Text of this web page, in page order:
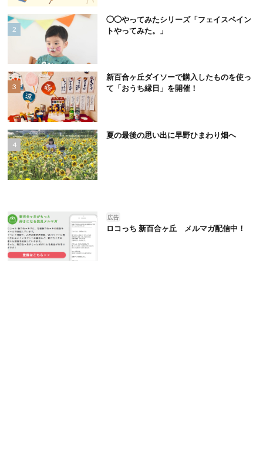
◯◯やってみたシリーズ「フェイスペイン
トやってみた。」
新百合ヶ丘ダイソーで購入したものを使っ
て「おうち縁日」を開催！
夏の最後の思い出に早野ひまわり畑へ
広告
ロコっち 新百合ヶ丘 メルマガ配信中！